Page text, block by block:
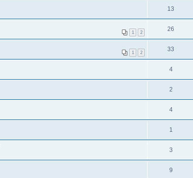
13
1 2 26
1 2 33
4
2
4
1
3
9